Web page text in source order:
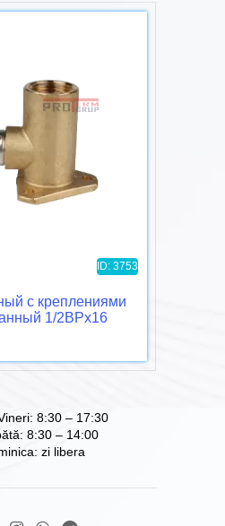
ID: 3753
с креплениями
1/2ВРx16
8:30 – 17:30
8:30 – 14:00
zi libera